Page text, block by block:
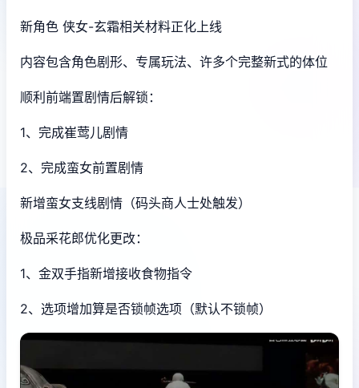
新角色 侠女-玄霜相关材料正化上线
内容包含角色剧形、专属玩法、许多个完整新式的体位
顺利前端置剧情后解锁：
1、完成崔莺儿剧情
2、完成蛮女前置剧情
新增蛮女支线剧情（码头商人士处触发）
极品采花郎优化更改：
1、金双手指新增接收食物指令
2、选项增加算是否锁帧选项（默认不锁帧）